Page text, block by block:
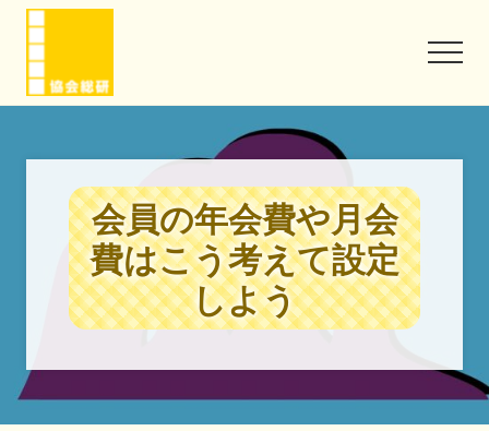
Menu
Skip
main
content
Skip
footer
協
と
会員の年会費や月会
費はこう考えて設定
しよう